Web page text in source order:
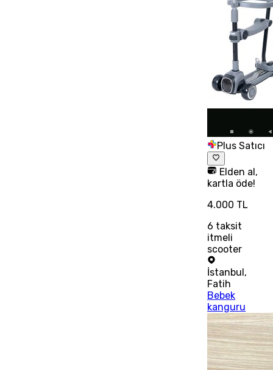
Plus Satıcı
Elden al,
kartla öde!
4.000 TL
6 taksit
itmeli
scooter
İstanbul,
Fatih
Bebek
kanguru